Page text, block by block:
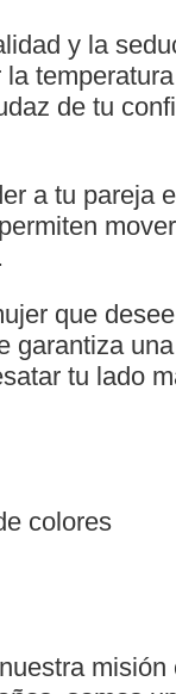
y la
de tu
a tu
que
garantiza
tu lado
colores